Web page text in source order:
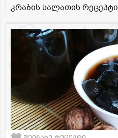
კრაბის სალათის რეცეპტი